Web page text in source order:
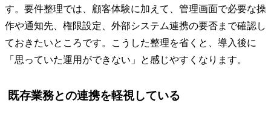
す。要件整理では、顧客体験に加えて、管理画面で必要な操
作や通知先、権限設定、外部システム連携の要否まで確認し
ておきたいところです。こうした整理を省くと、導入後に
「思っていた運用ができない」と感じやすくなります。
既存業務との連携を軽視している